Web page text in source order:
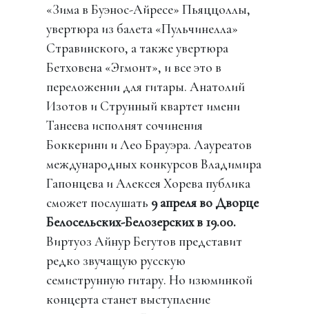
«Зима в Буэнос-Айресе» Пьяццоллы,
увертюра из балета «Пульчинелла»
Стравинского, а также увертюра
Бетховена «Эгмонт», и все это в
переложении для гитары. Анатолий
Изотов и Струнный квартет имени
Танеева исполнят сочинения
Боккерини и Лео Брауэра. Лауреатов
международных конкурсов Владимира
Гапонцева и Алексея Хорева публика
сможет послушать 9 апреля во Дворце
Белосельских-Белозерскихв 19.00.
Виртуоз Айнур Бегутов представит
редко звучащую русскую
семиструнную гитару. Но изюминкой
концерта станет выступление